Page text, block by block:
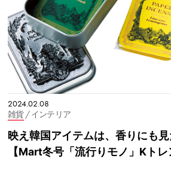
2024.02.08
雑貨/ インテリア
映え韓国アイテムは、香りにも見
【Mart冬号「流行りモノ」Kト